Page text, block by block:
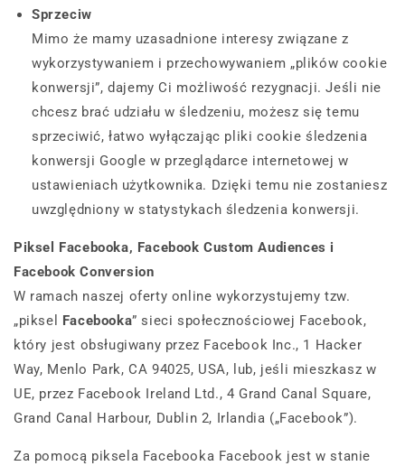
Sprzeciw
Mimo że mamy uzasadnione interesy związane z
wykorzystywaniem i przechowywaniem „plików cookie
konwersji”, dajemy Ci możliwość rezygnacji. Jeśli nie
chcesz brać udziału w śledzeniu, możesz się temu
sprzeciwić, łatwo wyłączając pliki cookie śledzenia
konwersji Google w przeglądarce internetowej w
ustawieniach użytkownika. Dzięki temu nie zostaniesz
uwzględniony w statystykach śledzenia konwersji.
Piksel Facebooka, Facebook Custom Audiences i
Facebook Conversion
W ramach naszej oferty online wykorzystujemy tzw.
„piksel
Facebooka” sieci społecznościowej Facebook,
który jest obsługiwany przez Facebook Inc., 1 Hacker
Way, Menlo Park, CA 94025, USA, lub, jeśli mieszkasz w
UE, przez Facebook Ireland Ltd., 4 Grand Canal Square,
Grand Canal Harbour, Dublin 2, Irlandia („Facebook”).
Za pomocą piksela Facebooka Facebook jest w stanie